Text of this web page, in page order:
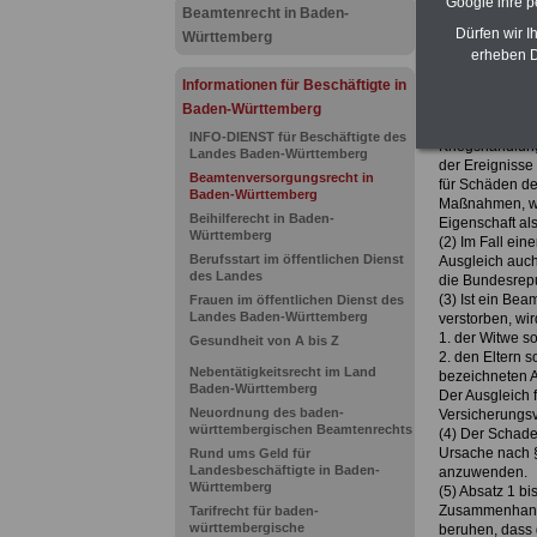
Beamtenrecht in Baden-
Württemberg
Informationen für Beschäftigte in
Baden-Württemberg
INFO-DIENST für Beschäftigte des
Landes Baden-Württemberg
Beamtenversorgungsrecht in
Baden-Württemberg
Beihilferecht in Baden-
Württemberg
Berufsstart im öffentlichen Dienst
des Landes
Frauen im öffentlichen Dienst des
Landes Baden-Württemberg
Gesundheit von A bis Z
Nebentätigkeitsrecht im Land
Baden-Württemberg
Neuordnung des baden-
württembergischen Beamtenrechts
Rund ums Geld für
Landesbeschäftigte in Baden-
Württemberg
Tarifrecht für baden-
württembergische
Zur
(1) Schäden,
der Ereignisse
für Schäden
Maßnahmen,
Eigenschaft
(2) Im Fall
Ausgleich
die
(3) Ist ein
verstorben,
1. der Witwe
2. den Eltern
bezeichneten
Der Ausgleich
(4) Der
Ursache nach
anzuwenden.
(5) Absatz 1
beruhen,
Dürfen wir
erheben